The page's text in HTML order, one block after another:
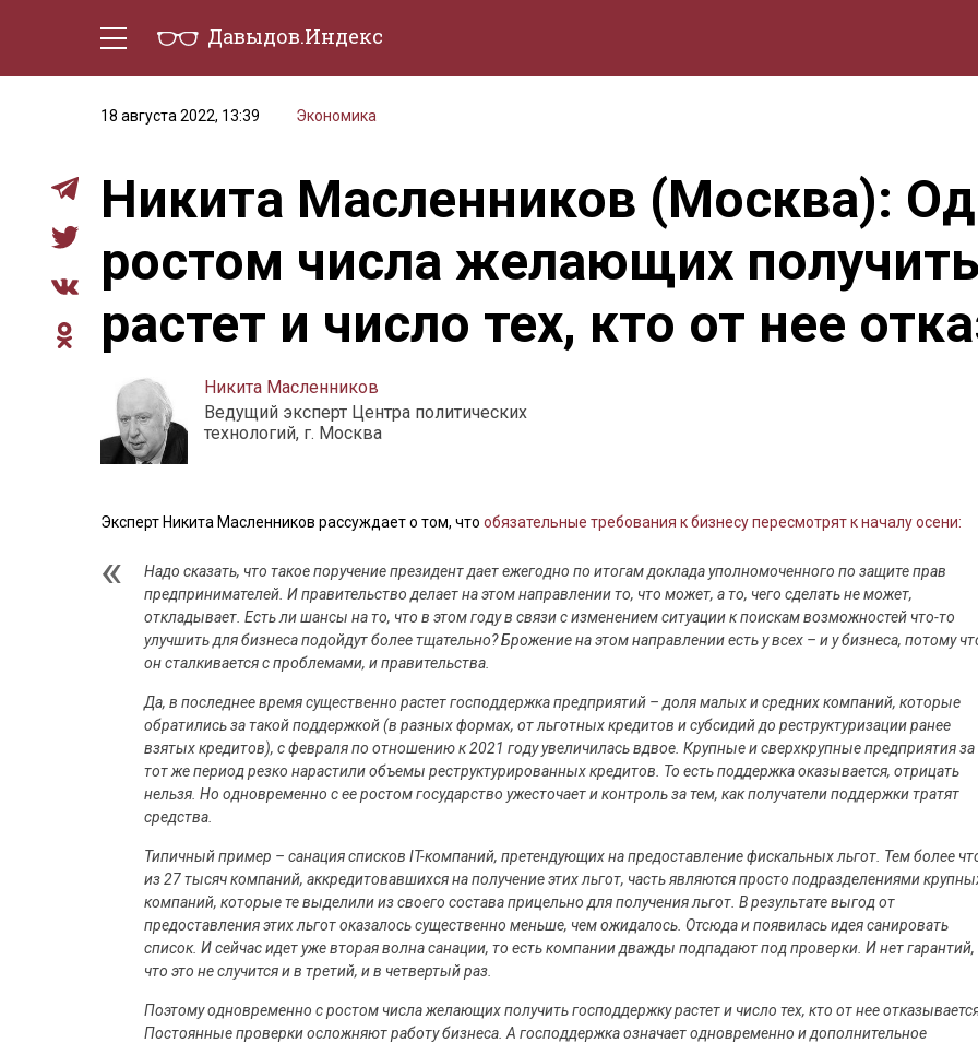
Давыдов.Индекс
18 августа 2022, 13:39
Экономика
Никита Масленников (Москва):
ростом числа желающих
растет и число тех, кто от нее
Никита Масленников
Ведущий эксперт Центра политических
технологий, г. Москва
Эксперт Никита Масленников рассуждает о том, что обязательные требования к бизнесу пересмотрят к началу осени:
Надо сказать, что такое поручение президент дает ежегодно по итогам доклада уполномоченного по защите прав
предпринимателей. И правительство делает на этом направлении то, что может, а то, чего сделать не может,
откладывает. Есть ли шансы на то, что в этом году в связи с изменением ситуации к поискам возможностей что-то
улучшить для бизнеса подойдут более тщательно? Брожение на этом направлении есть у всех – и у бизнеса, потому
он сталкивается с проблемами, и правительства.
Да, в последнее время существенно растет господдержка предприятий – доля малых и средних компаний, которые
обратились за такой поддержкой (в разных формах, от льготных кредитов и субсидий до реструктуризации ранее
взятых кредитов), с февраля по отношению к 2021 году увеличилась вдвое. Крупные и сверхкрупные предприятия за
тот же период резко нарастили объемы реструктурированных кредитов. То есть поддержка оказывается, отрицать
нельзя. Но одновременно с ее ростом государство ужесточает и контроль за тем, как получатели поддержки тратят
средства.
Типичный пример – санация списков IT-компаний, претендующих на предоставление фискальных льгот. Тем более
из 27 тысяч компаний, аккредитовавшихся на получение этих льгот, часть являются просто подразделениями
компаний, которые те выделили из своего состава прицельно для получения льгот. В результате выгод от
предоставления этих льгот оказалось существенно меньше, чем ожидалось. Отсюда и появилась идея санировать
список. И сейчас идет уже вторая волна санации, то есть компании дважды подпадают под проверки. И нет гарантий,
что это не случится и в третий, и в четвертый раз.
Поэтому одновременно с ростом числа желающих получить господдержку растет и число тех, кто от нее
Постоянные проверки осложняют работу бизнеса. А господдержка означает одновременно и дополнительное